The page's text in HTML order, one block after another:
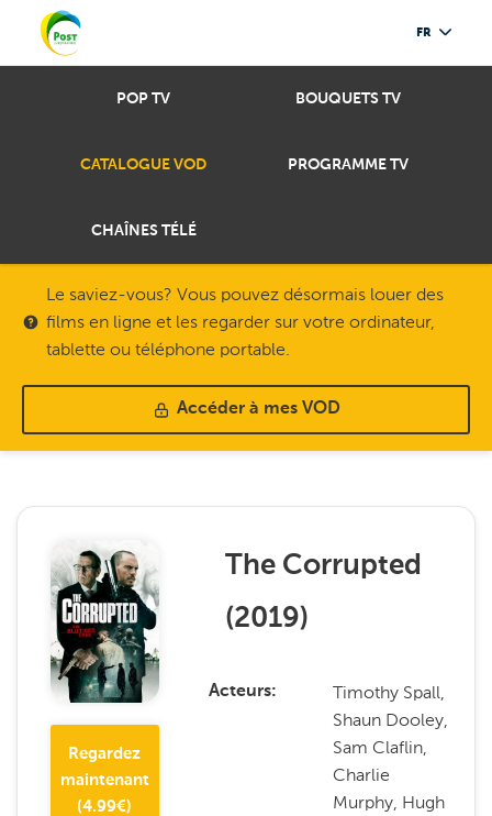
FR
POP TV BOUQUETS TV
CATALOGUE VOD PROGRAMME TV
CHAÎNES TÉLÉ
Le saviez-vous? Vous pouvez désormais louer des
films en ligne et les regarder sur votre ordinateur,
tablette ou téléphone portable.
Accéder à mes VOD
Regardez
maintenant
(4.99€)
The Corrupted
(2019)
Acteurs
Timothy Spall,
Shaun Dooley,
Sam Claflin,
Charlie
Murphy, Hugh